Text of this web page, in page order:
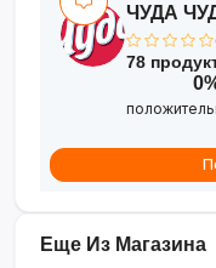
Удобство и
— Все маркеры в
— Замочек и
Идеально
— Художникам
—
Еще Из Магазина
ЧУДА
78